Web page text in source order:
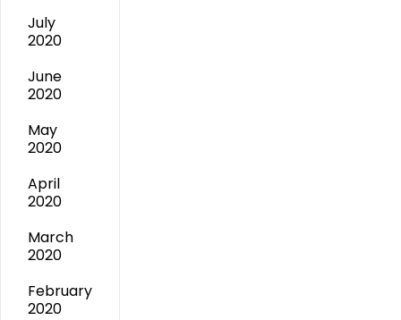
July
2020
June
2020
May
2020
April
2020
March
2020
February
2020